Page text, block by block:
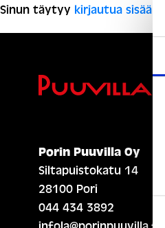
Sinun täytyy kirjautua sisään
Porin Puuvilla Oy
Siltapuistokatu 14
28100 Pori
044 434 3892